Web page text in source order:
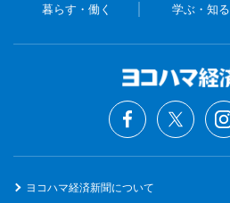
暮らす・働く 学ぶ・知る
ヨコハマ経済新聞について